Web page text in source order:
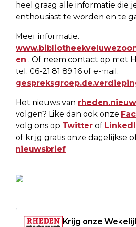
heel graag alle informatie die
enthousiast te worden en te
Meer informatie:
en . Of neem contact op met
tel. 06-21 81 89 16 of e-mail:
Het nieuws van
volgen? Like dan ook onze
volg ons op Twitter of
of krijg gratis onze dagelijkse
nieuwsbrief .
Krijg onze